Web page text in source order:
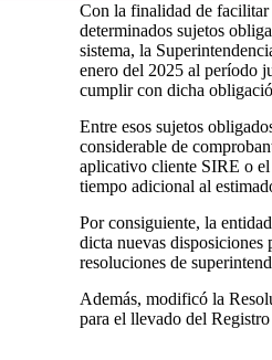
Con la finalidad de facilitar
determinados sujetos
sistema, la
enero del 2025 al período
cumplir con dicha
Entre esos sujetos
considerable de
aplicativo cliente SIRE o
tiempo adicional al
Por consiguiente, la
dicta nuevas disposiciones
resoluciones de
Además, modificó la
para el llevado del